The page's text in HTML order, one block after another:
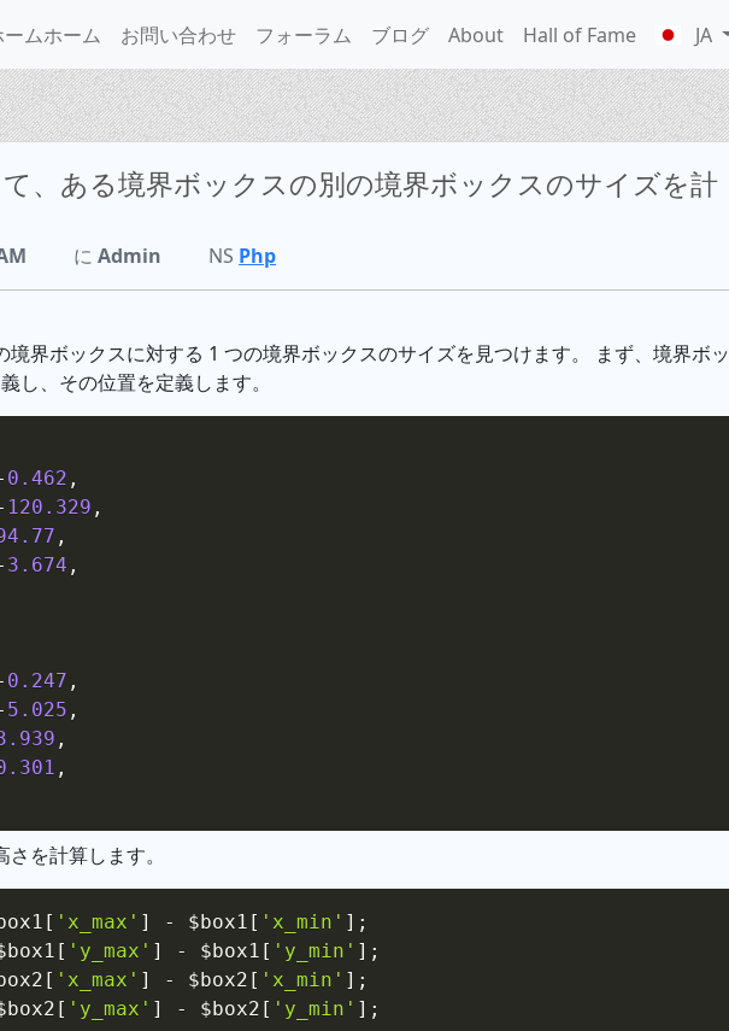
ームホーム お問い合わせ フォーラム ブログ About Hall of Fame JA
、ある境界ボックスの別の境界ボックスのサイズを計
にAdmin NS Php
境界ボックスに対する 1 つの境界ボックスのサイズを見つけます。 まず、境界ボッ
し、その位置を定義します。
0.462 ,
120.329 ,
,
3.674 ,
0.247 ,
5.025 ,
,
,
を計算します。
[ 'x_max' ] - $box1 [ 'x_min' ] ;
[ 'y_max' ] - $box1 [ 'y_min' ] ;
[ 'x_max' ] - $box2 [ 'x_min' ] ;
[ 'y_max' ] - $box2 [ 'y_min' ] ;